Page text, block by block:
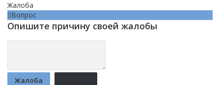
Жалоба
Вопрос
Опишите причину своей жалобы
Жалоба